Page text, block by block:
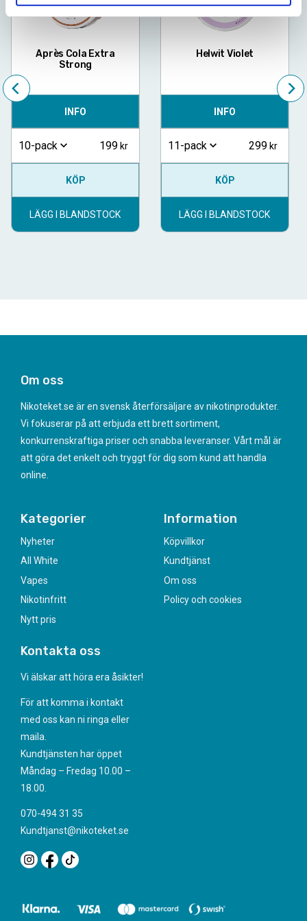
Après Cola Extra
Strong
INFO
10-pack 199
KÖP
LÄGG I BLANDSTOCK
Helwit Violet
INFO
11-pack 299
KÖP
LÄGG I BLANDSTOCK
Om oss
Nikoteket.se är en svensk återförsäljare av nikotinprodukter.
Vi fokuserar på att erbjuda ett brett sortiment,
konkurrenskraftiga priser och snabba leveranser. Vårt mål är
att göra det enkelt och tryggt för dig som kund att handla
online.
Kategorier
Nyheter
All White
Vapes
Nikotinfritt
Nytt pris
Information
Köpvillkor
Kundtjänst
Om oss
Policy och cookies
Kontakta oss
Vi älskar att höra era åsikter!
För att komma i kontakt
med oss kan ni ringa eller
maila.
Kundtjänsten har öppet
Måndag – Fredag 10.00 –
18.00.
070-494 31 35
Kundtjanst@nikoteket.se